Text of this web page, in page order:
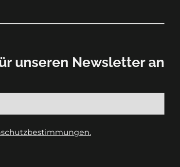
unseren Newsletter an